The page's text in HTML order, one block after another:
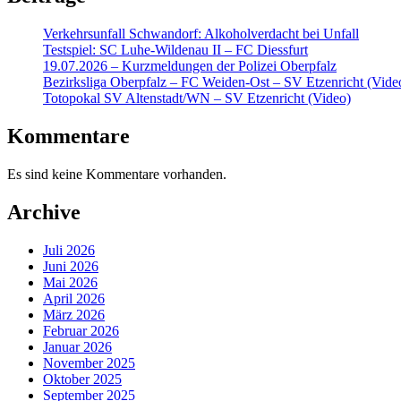
Verkehrsunfall Schwandorf: Alkoholverdacht bei Unfall
Testspiel: SC Luhe-Wildenau II – FC Diessfurt
19.07.2026 – Kurzmeldungen der Polizei Oberpfalz
Bezirksliga Oberpfalz – FC Weiden-Ost – SV Etzenricht
Totopokal SV Altenstadt/WN – SV Etzenricht (Video)
Kommentare
Es sind keine Kommentare vorhanden.
Archive
Juli 2026
Juni 2026
Mai 2026
April 2026
März 2026
Februar 2026
Januar 2026
November 2025
Oktober 2025
September 2025